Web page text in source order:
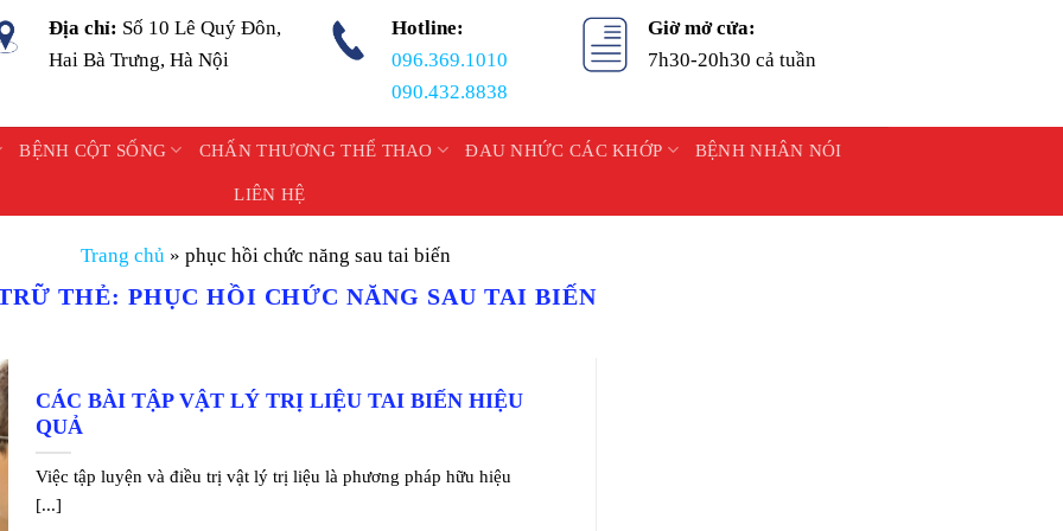
Địa chỉ: Số 10 Lê Quý Đôn,
Hai Bà Trưng, Hà Nội
Hotline:
096.369.1010
090.432.8838
Giờ mở cửa:
7h30-20h30 cả tuần
BỆNH CỘT SỐNG CHẤN THƯƠNG THỂ THAO ĐAU NHỨC CÁC KHỚP BỆNH NHÂN NÓI
LIÊN HỆ
Trang chủ » phục hồi chức năng sau tai biến
THẺ: PHỤC HỒI CHỨC NĂNG SAU TAI BIẾN
CÁC BÀI TẬP VẬT LÝ TRỊ LIỆU TAI BIẾN HIỆU
QUẢ
Việc tập luyện và điều trị vật lý trị liệu là phương pháp hữu hiệu
[...]